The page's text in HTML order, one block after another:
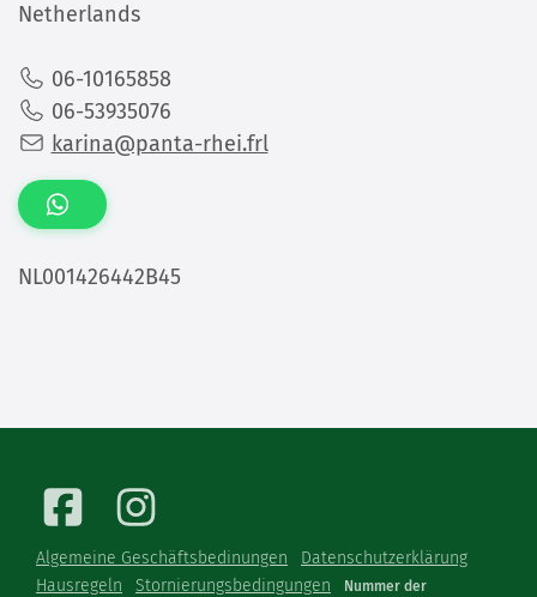
Netherlands
06-10165858
06-53935076
karina@panta-rhei.frl
NL001426442B45
Algemeine Geschäftsbedinungen
Datenschutzerklärung
Hausregeln
Stornierungsbedingungen Nummer der